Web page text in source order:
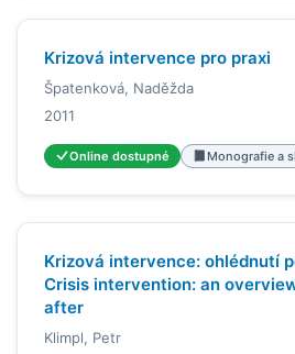
Krizová intervence pro praxi
Špatenková, Naděžda
2011
Online dostupné Monografie a
Krizová intervence: ohlédnutí
Crisis intervention: an
after
Klimpl, Petr